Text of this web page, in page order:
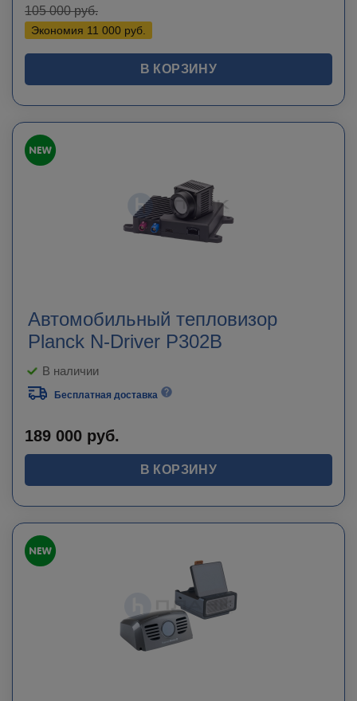
105 000руб.
Экономия 11 000 руб.
В КОРЗИНУ
Автомобильный тепловизор
Planck N-Driver P302B
В наличии
Бесплатная доставка
189 000 руб.
В КОРЗИНУ